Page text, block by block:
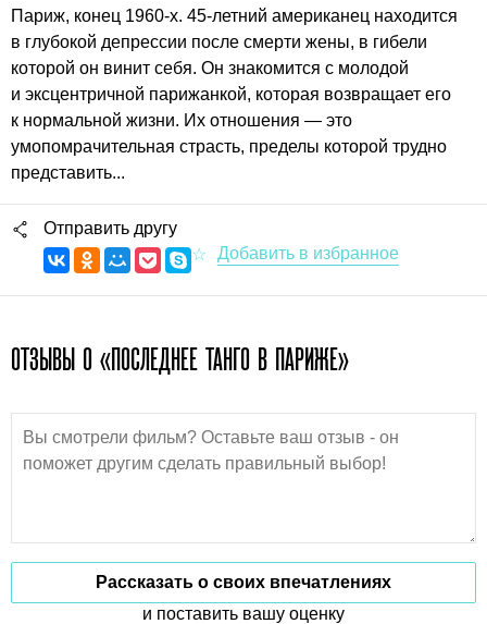
Париж, конец 1960-х. 45-летний американец находится
в глубокой депрессии после смерти жены, в гибели
которой он винит себя. Он знакомится с молодой
и эксцентричной парижанкой, которая возвращает его
к нормальной жизни. Их отношения — это
умопомрачительная страсть, пределы которой трудно
представить...
Отправить другу
ОТЗЫВЫ О «ПОСЛЕДНЕЕ ТАНГО В ПАРИЖЕ»
Рассказать о своих впечатлениях
и поставить вашу оценку